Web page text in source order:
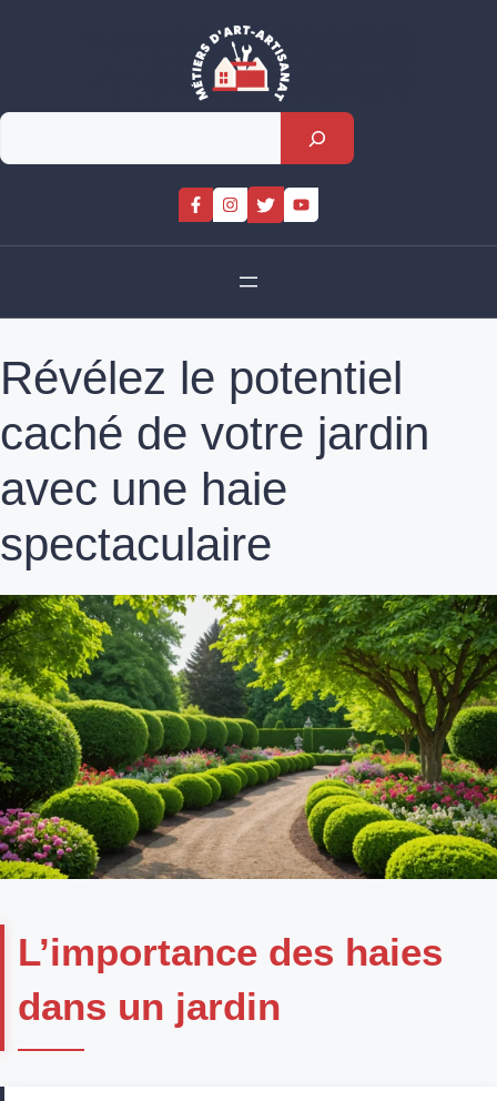
Rechercher
Révélez le potentiel
caché de votre jardin
avec une haie
spectaculaire
L’importance des haies
dans un jardin